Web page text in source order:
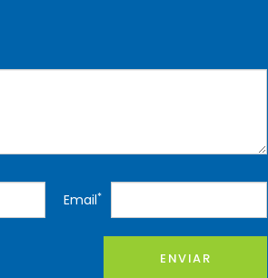
Email*
ENVIAR